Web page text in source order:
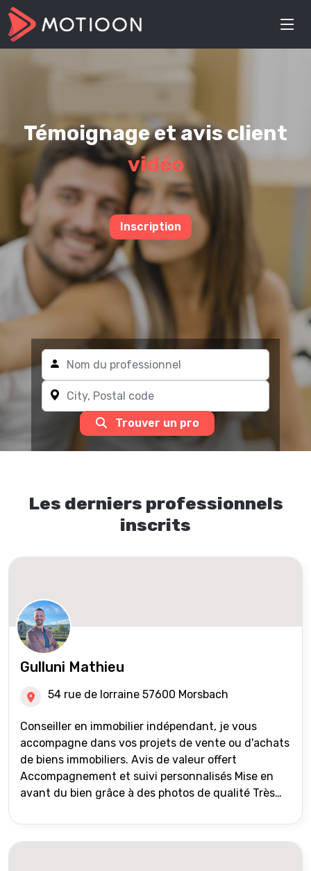
Témoignage et avis client
vidéo
Inscription
Trouver un pro
Les derniers professionnels
inscrits
Gulluni Mathieu
54 rue de lorraine 57600 Morsbach
Conseiller en immobilier indépendant, je vous
accompagne dans vos projets de vente ou d'achats
de biens immobiliers. Avis de valeur offert
Accompagnement et suivi personnalisés Mise en
avant du bien grâce à des photos de qualité Très
international) Validation du financement des
acquéreurs auprès de partenaires financiers